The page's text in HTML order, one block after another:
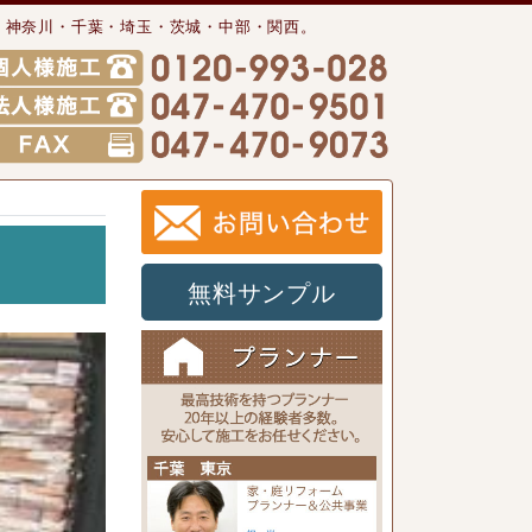
奈川・千葉・埼玉・茨城・中部・関西。
無料サンプル